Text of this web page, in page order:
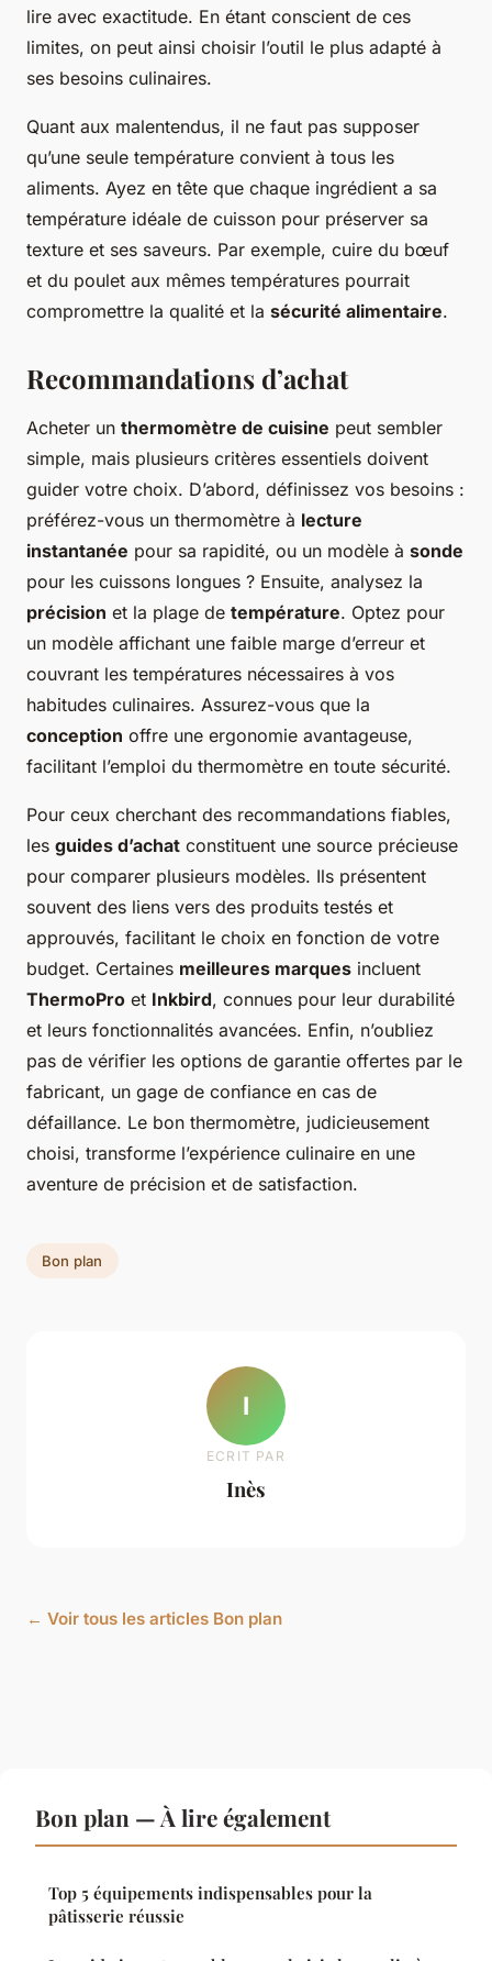
lire avec exactitude. En étant conscient de ces
limites, on peut ainsi choisir l’outil le plus adapté à
ses besoins culinaires.
Quant aux malentendus, il ne faut pas supposer
qu’une seule température convient à tous les
aliments. Ayez en tête que chaque ingrédient a sa
température idéale de cuisson pour préserver sa
texture et ses saveurs. Par exemple, cuire du bœuf
et du poulet aux mêmes températures pourrait
compromettre la qualité et la sécurité alimentaire.
Recommandations d’achat
Acheter un thermomètre de cuisine peut sembler
simple, mais plusieurs critères essentiels doivent
guider votre choix. D’abord, définissez vos besoins :
préférez-vous un thermomètre à lecture
instantanée pour sa rapidité, ou un modèle à sonde
pour les cuissons longues ? Ensuite, analysez la
précision et la plage de température. Optez pour
un modèle affichant une faible marge d’erreur et
couvrant les températures nécessaires à vos
habitudes culinaires. Assurez-vous que la
conception offre une ergonomie avantageuse,
facilitant l’emploi du thermomètre en toute sécurité.
Pour ceux cherchant des recommandations fiables,
les guides d’achat constituent une source précieuse
pour comparer plusieurs modèles. Ils présentent
souvent des liens vers des produits testés et
approuvés, facilitant le choix en fonction de votre
budget. Certaines meilleures marques incluent
ThermoPro et Inkbird, connues pour leur durabilité
et leurs fonctionnalités avancées. Enfin, n’oubliez
pas de vérifier les options de garantie offertes par le
fabricant, un gage de confiance en cas de
défaillance. Le bon thermomètre, judicieusement
choisi, transforme l’expérience culinaire en une
aventure de précision et de satisfaction.
Bon plan
I
ECRIT PAR
Inès
← Voir tous les articles Bon plan
Bon plan — À lire également
Top 5 équipements indispensables pour la
pâtisserie réussie